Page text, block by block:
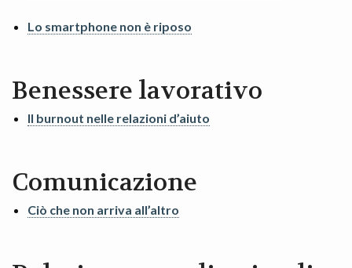
Lo smartphone non è riposo
Benessere lavorativo
Il burnout nelle relazioni d’aiuto
Comunicazione
Ciò che non arriva all’altro